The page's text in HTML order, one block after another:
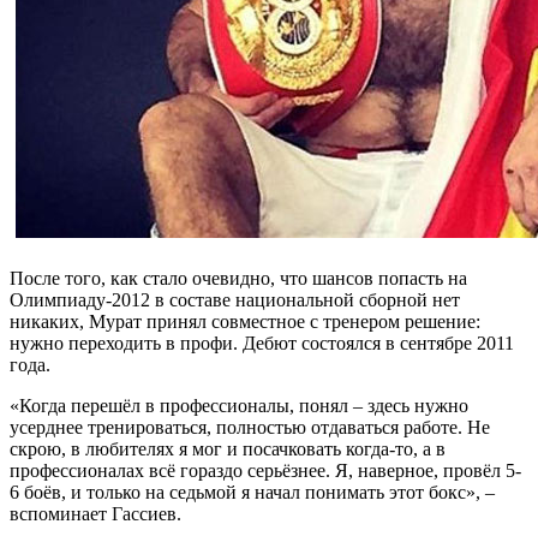
После того, как стало очевидно, что шансов попасть на
Олимпиаду-2012 в составе национальной сборной нет
никаких, Мурат принял совместное с тренером решение:
нужно переходить в профи. Дебют состоялся в сентябре 2011
года.
«Когда перешёл в профессионалы, понял – здесь нужно
усерднее тренироваться, полностью отдаваться работе. Не
скрою, в любителях я мог и посачковать когда-то, а в
профессионалах всё гораздо серьёзнее. Я, наверное, провёл 5-
6 боёв, и только на седьмой я начал понимать этот бокс», –
вспоминает Гассиев.